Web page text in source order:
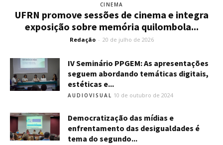
CINEMA
UFRN promove sessões de cinema e integra
exposição sobre memória quilombola...
Redação - 20 de julho de 2026
IV Seminário PPGEM: As apresentações
seguem abordando temáticas digitais,
estéticas e...
AUDIOVISUAL 10 de outubro de 2024
Democratização das mídias e
enfrentamento das desigualdades é
tema do segundo...